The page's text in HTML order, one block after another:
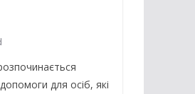
для осіб, які